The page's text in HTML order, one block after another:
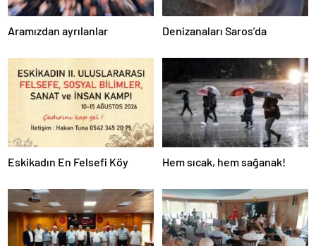
Aramızdan ayrılanlar Denizanaları Saros’da
Eskikadın En Felsefi Köy Hem sıcak, hem sağanak!